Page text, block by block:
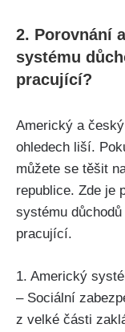
2. Porovnání
systému
pracující?
Americký a
ohledech liší.
můžete se těšit
republice. Zde je
systému
pracující.
1. Americký
– Sociální
z velké části